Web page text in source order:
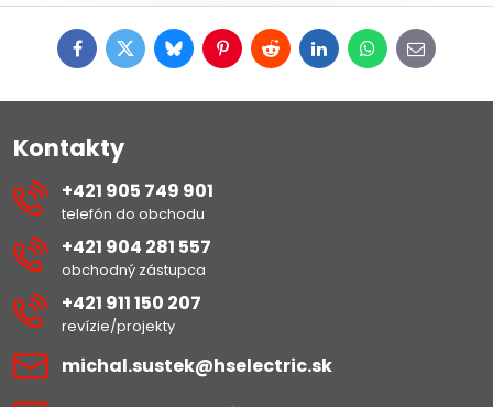
FacebookTwitterBlueskyPinterestRedditLinkedInWhatsApp
E-
mail
Kontakty
+421 905 749 901
telefón do obchodu
+421 904 281 557
obchodný zástupca
+421 911 150 207
revízie/projekty
michal​.sustek​@hselectric​.sk